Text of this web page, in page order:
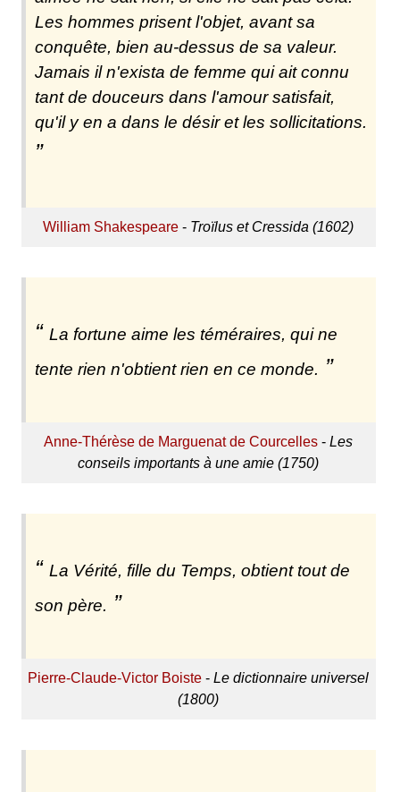
Les hommes prisent l'objet, avant sa
conquête, bien au-dessus de sa valeur.
Jamais il n'exista de femme qui ait connu
tant de douceurs dans l'amour satisfait,
qu'il y en a dans le désir et les sollicitations.
William Shakespeare - Troïlus et Cressida (1602)
La fortune aime les téméraires, qui ne
tente rien n'obtient rien en ce monde.
Anne-Thérèse de Marguenat de Courcelles -Les
conseils importants à une amie (1750)
La Vérité, fille du Temps, obtient tout de
son père.
Pierre-Claude-Victor Boiste -Le dictionnaire universel
(1800)